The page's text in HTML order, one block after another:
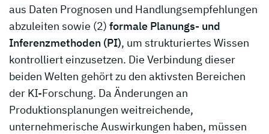
aus Daten Prognosen und Handlungsempfehlungen
abzuleiten sowie (2) formale Planungs- und
Inferenzmethoden (PI), um strukturiertes Wissen
kontrolliert einzusetzen. Die Verbindung dieser
beiden Welten gehört zu den aktivsten Bereichen
der KI-Forschung. Da Änderungen an
Produktionsplanungen weitreichende,
unternehmerische Auswirkungen haben, müssen